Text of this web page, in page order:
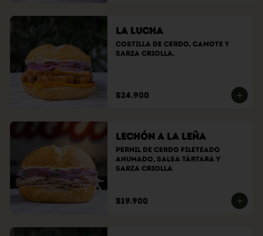
La Lucha
Costilla de cerdo, camote y
sarza criolla.
$24.900
Lechón a la Leña
Pernil de cerdo fileteado
ahumado, Salsa tártara y
sarza criolla
$19.900